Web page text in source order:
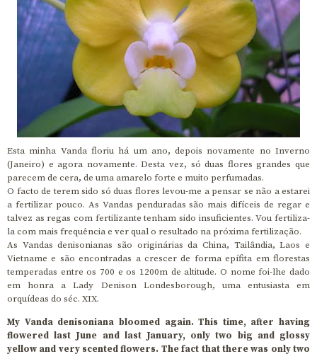
Esta minha Vanda floriu há um ano, depois novamente no Inverno
(Janeiro) e agora novamente. Desta vez, só duas flores grandes que
parecem de cera, de uma amarelo forte e muito perfumadas.
O facto de terem sido só duas flores levou-me a pensar se não a estarei
a fertilizar pouco. As Vandas penduradas são mais difíceis de regar e
talvez as regas com fertilizante tenham sido insuficientes. Vou fertiliza-
la com mais frequência e ver qual o resultado na próxima fertilização.
As Vandas denisonianas são originárias da China, Tailândia, Laos e
Vietname e são encontradas a crescer de forma epífita em florestas
temperadas entre os 700 e os 1200m de altitude. O nome foi-lhe dado
em honra a Lady Denison Londesborough, uma entusiasta em
orquídeas do séc. XIX.
My Vanda denisoniana bloomed again. This time, after having
flowered last June and last January, only two big and glossy
yellow and very scented flowers. The fact that there was only two